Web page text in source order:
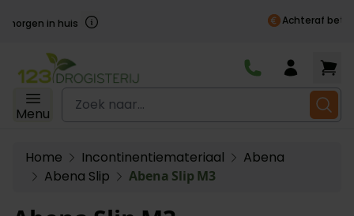
Ga naar de inhoud
Menu
Zoek naar...
Home Incontinentiemateriaal
Abena
Abena Slip
Abena Slip M3